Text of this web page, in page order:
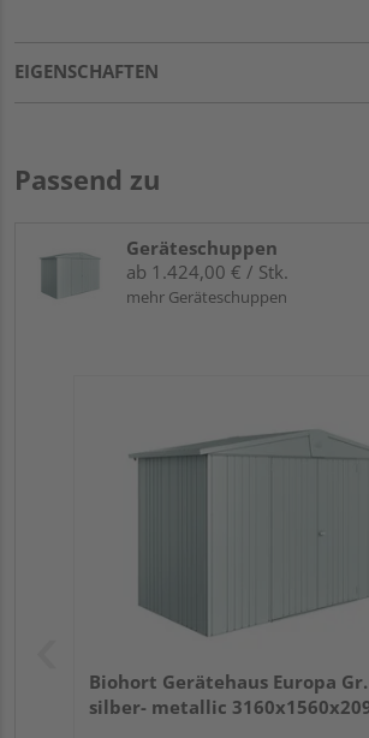
EIGENSCHAFTEN
Passend zu
Geräteschuppen
ab 1.424,00 € / Stk.
mehr Geräteschuppen
Biohort Gerätehaus Europa
silber- metallic